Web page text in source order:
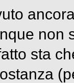
non
sta